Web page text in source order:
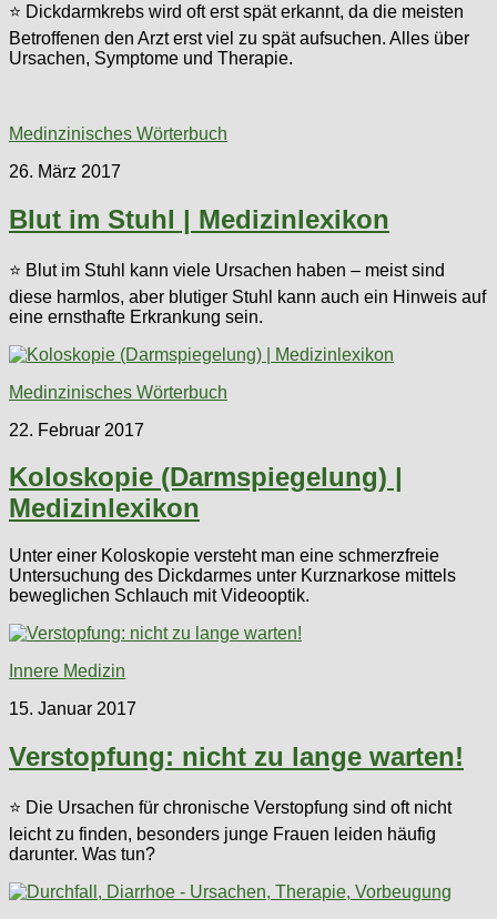
⭐ Dickdarmkrebs wird oft erst spät erkannt, da die meisten
Betroffenen den Arzt erst viel zu spät aufsuchen. Alles über
Ursachen, Symptome und Therapie.
Medinzinisches Wörterbuch
26. März 2017
Blut im Stuhl | Medizinlexikon
⭐ Blut im Stuhl kann viele Ursachen haben – meist sind
diese harmlos, aber blutiger Stuhl kann auch ein Hinweis auf
eine ernsthafte Erkrankung sein.
Medinzinisches Wörterbuch
22. Februar 2017
Koloskopie (Darmspiegelung) |
Medizinlexikon
Unter einer Koloskopie versteht man eine schmerzfreie
Untersuchung des Dickdarmes unter Kurznarkose mittels
beweglichen Schlauch mit Videooptik.
Innere Medizin
15. Januar 2017
Verstopfung: nicht zu lange warten!
⭐ Die Ursachen für chronische Verstopfung sind oft nicht
leicht zu finden, besonders junge Frauen leiden häufig
darunter. Was tun?